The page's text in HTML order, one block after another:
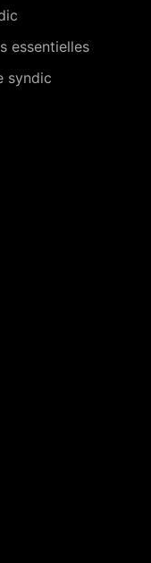
essentielles
syndic